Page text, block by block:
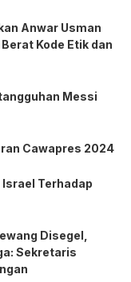
Anwar Usman
Kode Etik dan
Messi
Cawapres 2024
Terhadap
Disegel,
Sekretaris